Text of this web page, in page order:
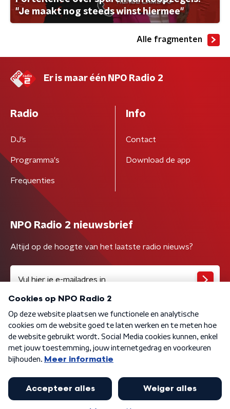
"Je maakt nog steeds winst hiermee"
Alle fragmenten
Er is maar één NPO Radio 2
Radio
DJ’s
Programma's
Frequenties
Info
Contact
Download de app
NPO Radio 2 nieuwsbrief
Altijd op de hoogte van het laatste radio nieuws?
Algemene voorwaarden